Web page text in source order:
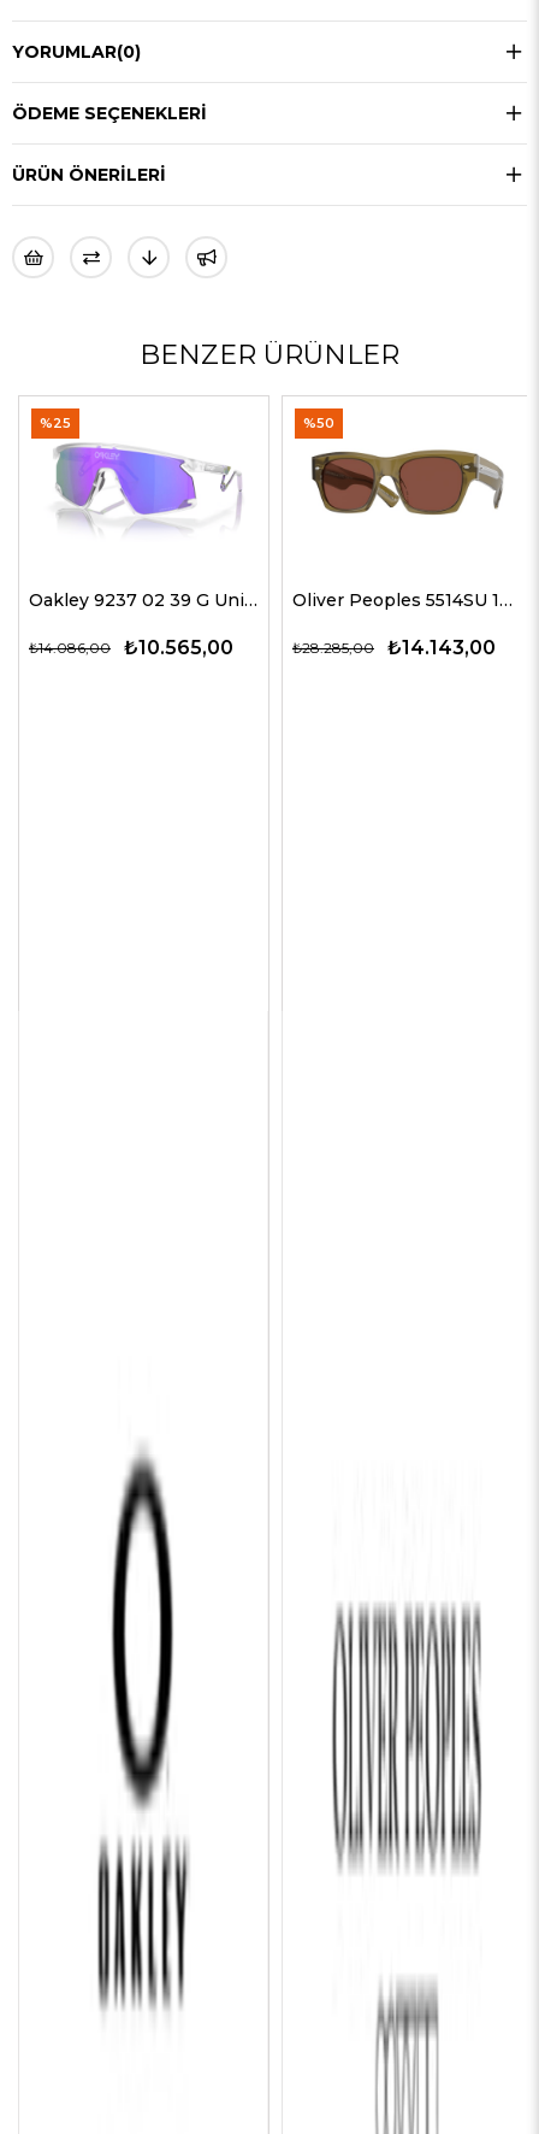
YORUMLAR(0)
ÖDEME SEÇENEKLERI
ÜRÜN ÖNERILERI
BENZER ÜRÜNLER
Oakley 9237 02 39 G Unisex Güneş Gözlükleri
₺10.565,00
₺14.086,00
%25
Oliver Peoples 5514SU 1678C5 51 G Unisex Güneş Gözlükleri
₺14.143,00
₺28.285,00
%50